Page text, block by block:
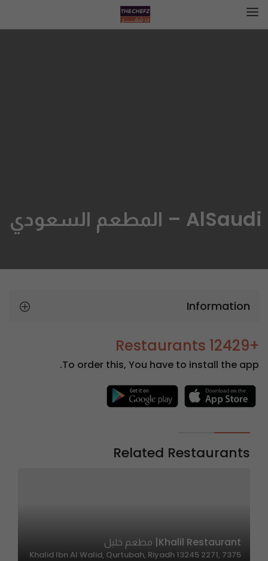
AlSaudi – المطعم السعودي
Information
+12429 Restaurants
To order this, You have to install the app.
Related Restaurants
Khalil Restaurant| مطعم خليل
7375 Khalid Ibn Al Walid, Qurtubah, Riyadh 13245 2271,